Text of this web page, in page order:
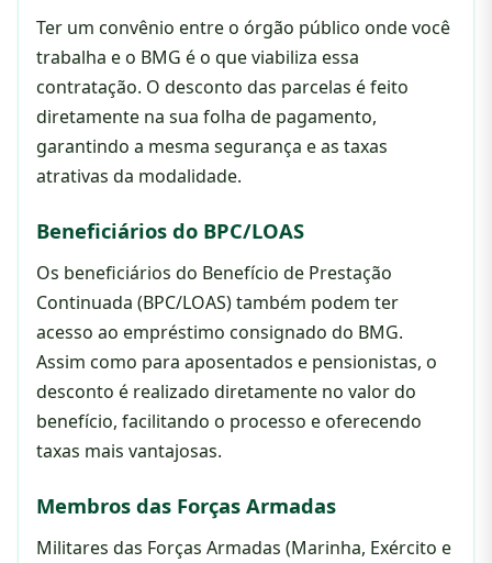
Ter um convênio entre o órgão público onde você
trabalha e o BMG é o que viabiliza essa
contratação. O desconto das parcelas é feito
diretamente na sua folha de pagamento,
garantindo a mesma segurança e as taxas
atrativas da modalidade.
Beneficiários do BPC/LOAS
Os beneficiários do Benefício de Prestação
Continuada (BPC/LOAS) também podem ter
acesso ao empréstimo consignado do BMG.
Assim como para aposentados e pensionistas, o
desconto é realizado diretamente no valor do
benefício, facilitando o processo e oferecendo
taxas mais vantajosas.
Membros das Forças Armadas
Militares das Forças Armadas (Marinha, Exército e